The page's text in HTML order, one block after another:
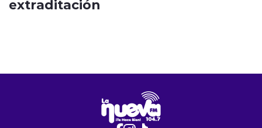
extraditación